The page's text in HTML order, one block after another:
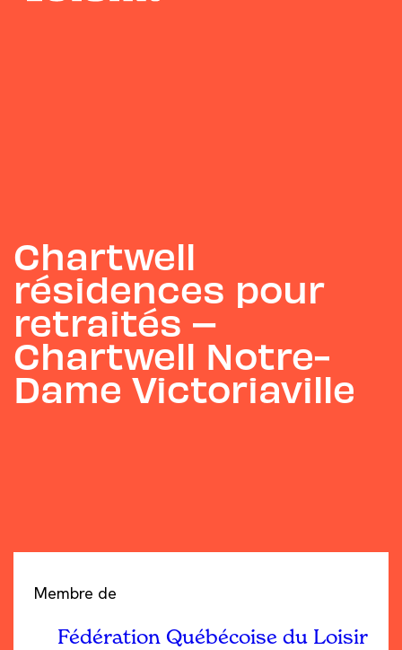
Chartwell
résidences pour
retraités –
Chartwell Notre-
Dame Victoriaville
Membre de
Fédération Québécoise du Loisir